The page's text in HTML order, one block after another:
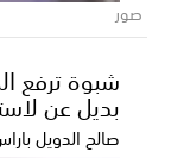
صور
شبوة ترفع
بديل عن
صالح الدويل